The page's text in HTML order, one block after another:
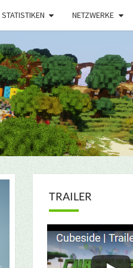
NETZWERKE
TRAILER